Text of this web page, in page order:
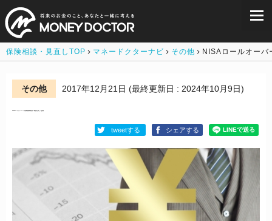
保険相談・見直しTOP マネードクターナビ その他 NISAロールオーバ
その他 2017年12月21日 (最終更新日 : 2024年10月9日)
tweetする シェアする